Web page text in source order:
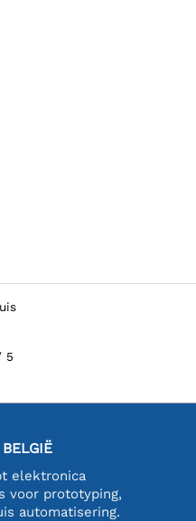
5
elektronica
voor prototyping,
automatisering.